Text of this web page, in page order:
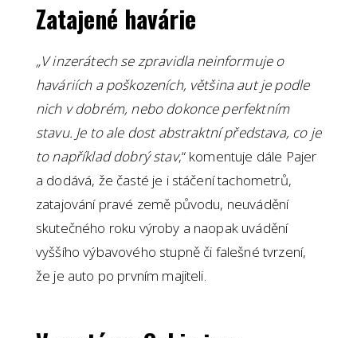
Zatajené havárie
„V inzerátech se zpravidla neinformuje o
haváriích a poškozeních, většina aut je podle
nich v dobrém, nebo dokonce perfektním
stavu. Je to ale dost abstraktní představa, co je
to například dobrý stav,“ komentuje dále Pajer
a dodává, že časté je i stáčení tachometrů,
zatajování pravé země původu, neuvádění
skutečného roku výroby a naopak uvádění
vyššího výbavového stupně či falešné tvrzení,
že je auto po prvním majiteli.